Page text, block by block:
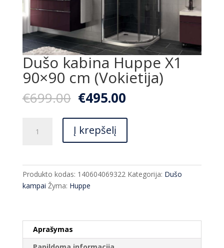
Dušo kabina Huppe X1
90×90 cm (Vokietija)
€699.00 Original
price
was:
€699.00.
€495.00Current
is:
kiekis:
Huppe
X1
90x90
Į krepšelį
Produkto kodas: 140604069322 Kategorija: Dušo
kampai Žyma: Huppe
Aprašymas